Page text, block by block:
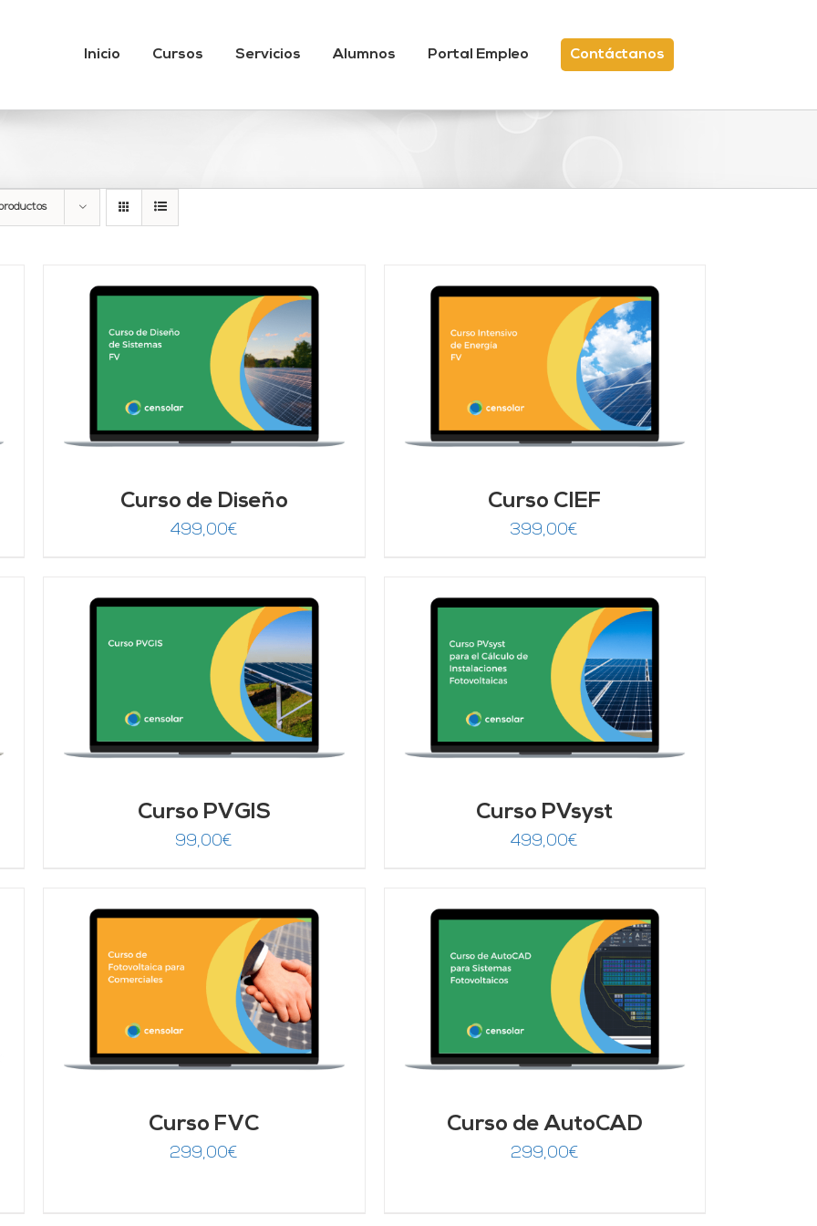
Inicio Cursos Servicios Alumnos Portal Empleo Contáctanos
Curso de Diseño
499,00€
AÑADIR AL CARRITO / DETALLES
Curso CIEF
399,00€
Curso PVGIS
99,00€
Valorado
5.00 de 5
AÑADIR AL CARRITO / DETALLES
Curso PVsyst
499,00€
Curso FVC
299,00€
AÑADIR AL CARRITO / DETALLES
Curso de AutoCAD
299,00€